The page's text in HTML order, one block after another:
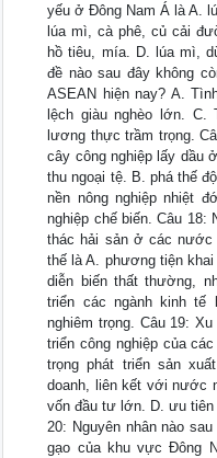
yếu ở Đông Nam Á là A.
lúa mì, cà phê, củ cải
hồ tiêu, mía. D. lúa mì,
đề nào sau đây không
ASEAN hiện nay? A.
lệch giàu nghèo lớn. C.
lương thực trầm trọng.
cây công nghiệp lấy dầu
thu ngoại tệ. B. phá thế
nền nông nghiệp nhiệt
nghiệp chế biến. Câu 18:
thác hải sản ở các
thế là A. phương tiện
diễn biến thất thường,
triển các ngành kinh tế
nghiêm trọng. Câu 19:
triển công nghiệp của
trọng phát triển sản
doanh, liên kết với nước
vốn đầu tư lớn. D. ưu tiên
20: Nguyên nhân nào
gạo của khu vực Đông